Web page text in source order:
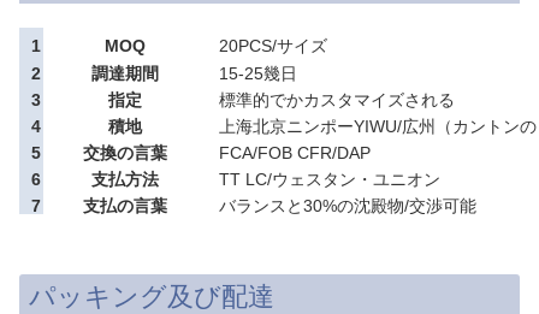
1 MOQ
20PCS/サイズ
2
調達期間
15-25幾日
3
指定
標準的でかカスタマイズされる
4
積地
上海北京ニンポーYIWU/広州（カントン
5
交換の言葉
FCA/FOB CFR/DAP
6
支払方法
TT LC/ウェスタン・ユニオン
7
支払の言葉 バランスと30%の沈殿物/交渉可能
パッキング及び配達